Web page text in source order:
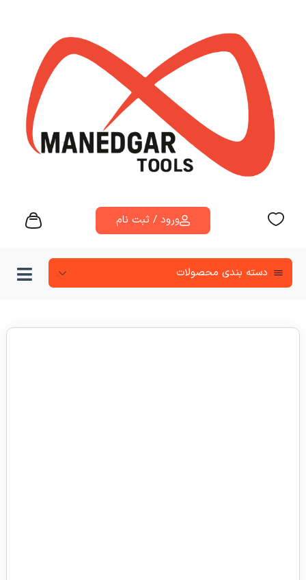
ورود / ثبت نام
دسته‌ بندی محصولات